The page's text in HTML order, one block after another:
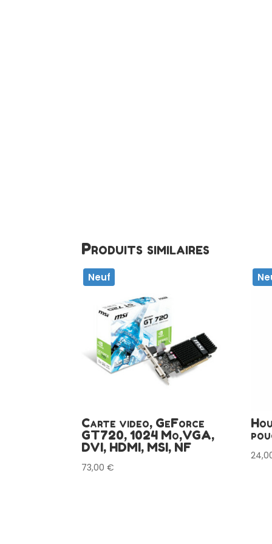
Produits similaires
Neuf
Carte video, GeForce
GT720, 1024 Mo,VGA,
DVI, HDMI, MSI, NF
73,00€